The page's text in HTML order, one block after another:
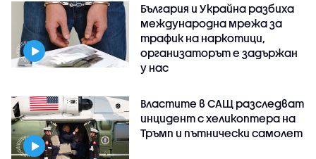
България и Украйна разбиха
международна мрежа за
трафик на наркотици,
организаторът е задържан
у нас
Властите в САЩ разследват
инцидент с хеликоптера на
Тръмп и пътнически самолет